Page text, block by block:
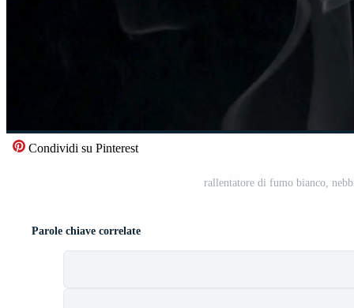
Condividi su Pinterest
rallentatore di fumo bianco,
Parole chiave correlate